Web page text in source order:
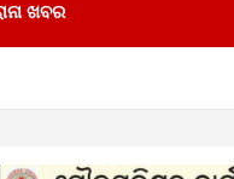
ଖବର